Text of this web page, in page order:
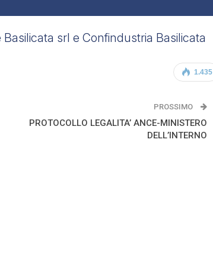
srl e Confindustria Basilicata
1.435
PROSSIMO
PROTOCOLLO LEGALITA’ ANCE-MINISTERO
DELL’INTERNO